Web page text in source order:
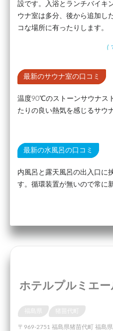
設です。入浴とランチバイキ
ウナ室は多分、後から追加し
コな場所に有ったりします。
(
最新のサウナ室の口コミ
温度90℃のストーンサウナス
たりの良い熱気を感じるサウ
最新の水風呂の口コミ
内風呂と露天風呂の出入口に
す。循環装置が無いので常に
ホテルプルミエー
猪苗代町
〒969-2751 福島県猪苗代町 福島